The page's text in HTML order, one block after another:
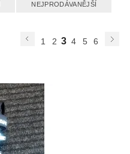
NEJPRODÁVANĚJŠÍ
1 2 3 4 5
6